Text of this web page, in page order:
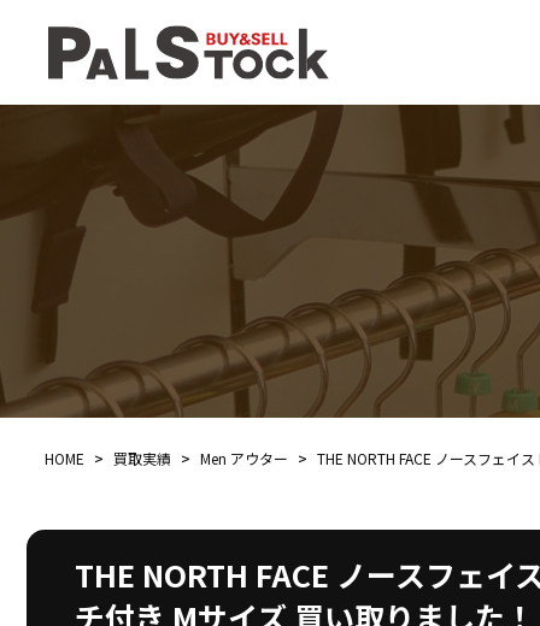
HOME > 買取実績 > Men アウター > THE NORTH FACE ノースフェイ
THE NORTH FACE ノースフェ
チ付き Mサイズ 買い取りました！